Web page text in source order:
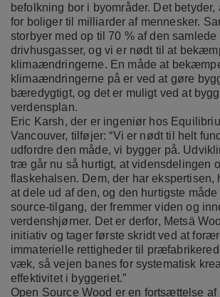
befolkning bor i byområder. Det betyder,
for boliger til milliarder af mennesker.
storbyer med op til 70 % af den
drivhusgasser, og vi er nødt til at
klimaændringerne. En måde at
klimaændringerne på er ved at gøre
bæredygtigt, og det er muligt ved at
verdensplan.
Eric Karsh, der er ingeniør hos
Vancouver, tilføjer: “Vi er nødt til helt
udfordre den måde, vi bygger på.
træ går nu så hurtigt, at vidensdelingen
flaskehalsen. Dem, der har ekspertisen,
at dele ud af den, og den hurtigste måde
source-tilgang, der fremmer viden og
verdenshjørner. Det er derfor, Metsä
initiativ og tager første skridt ved at
immaterielle rettigheder til
væk, så vejen banes for systematisk
effektivitet i byggeriet.”
Open Source Wood er en fortsættelse af